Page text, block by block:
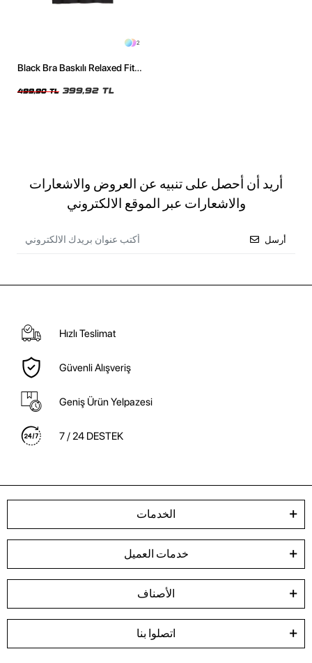
2
Black Bra Baskılı Relaxed Fit
499,90 TL 399,92 TL
أريد أن أحصل على تنبيه عن العروض والاشعارات
والاشعارات عبر الموقع الالكتروني
أرسل
Hızlı Teslimat
Güvenli Alışveriş
Geniş Ürün Yelpazesi
7 / 24 DESTEK
الخدمات
خدمات العميل
الأصناف
اتصلوا بنا